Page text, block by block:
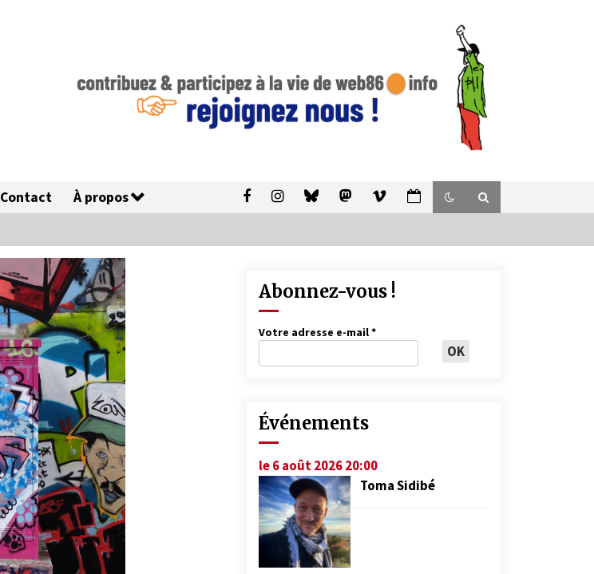
Contact À propos
Abonnez-vous !
Votre adresse e-mail*
Événements
le 6 août 2026 20:00
Toma Sidibé